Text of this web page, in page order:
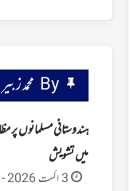
By محمد زبیر
ہندوستانی مسلمانوں پر
میں تشویش
3 اگست 2026 - 19:43